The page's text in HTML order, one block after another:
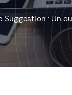
Suggestion : Un